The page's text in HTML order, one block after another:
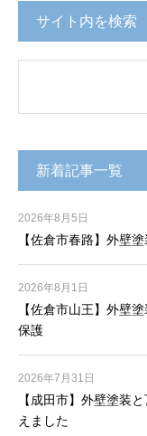
サイト内を検索
新着記事一覧
【佐倉市春路】外壁
2026年8月5日
【佐倉市山王】外壁
保護
2026年8月1日
【成田市】外壁塗装
えました
2026年7月31日